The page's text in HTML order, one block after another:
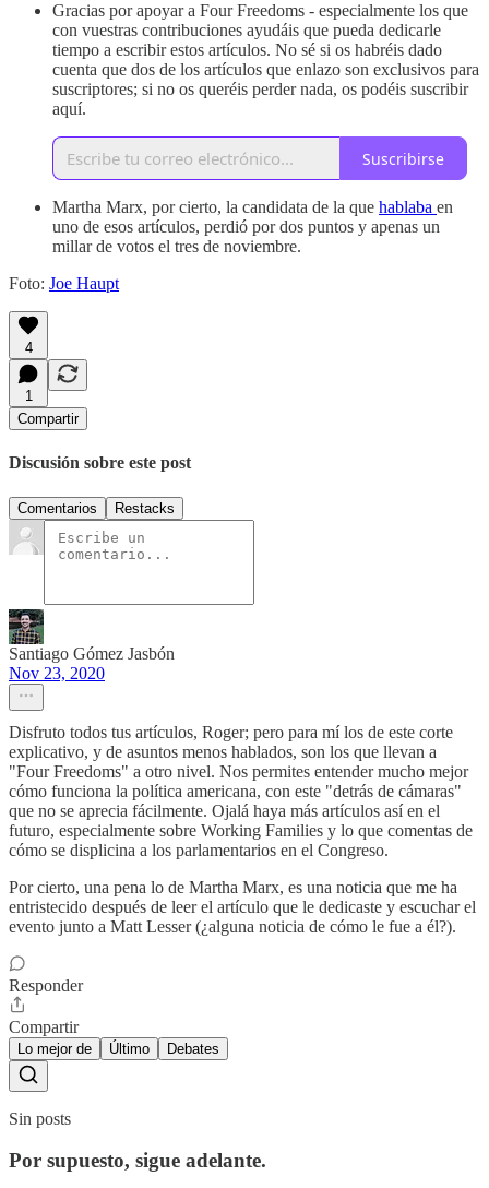
Gracias por apoyar a Four Freedoms - especialmente los que
con vuestras contribuciones ayudáis que pueda dedicarle
tiempo a escribir estos artículos. No sé si os habréis dado
cuenta que dos de los artículos que enlazo son exclusivos para
suscriptores; si no os queréis perder nada, os podéis suscribir
aquí.
Suscribirse
Martha Marx, por cierto, la candidata de la que hablaba en
uno de esos artículos, perdió por dos puntos y apenas un
millar de votos el tres de noviembre.
Foto: Joe Haupt
4
1
Compartir
Discusión sobre este post
Comentarios Restacks
Santiago Gómez Jasbón
Nov 23, 2020
Disfruto todos tus artículos, Roger; pero para mí los de este corte
explicativo, y de asuntos menos hablados, son los que llevan a
"Four Freedoms" a otro nivel. Nos permites entender mucho mejor
cómo funciona la política americana, con este "detrás de cámaras"
que no se aprecia fácilmente. Ojalá haya más artículos así en el
futuro, especialmente sobre Working Families y lo que comentas de
cómo se displicina a los parlamentarios en el Congreso.
Por cierto, una pena lo de Martha Marx, es una noticia que me ha
entristecido después de leer el artículo que le dedicaste y escuchar el
evento junto a Matt Lesser (¿alguna noticia de cómo le fue a él?).
Responder
Compartir
Lo mejor de Último Debates
Sin posts
Por supuesto, sigue adelante.